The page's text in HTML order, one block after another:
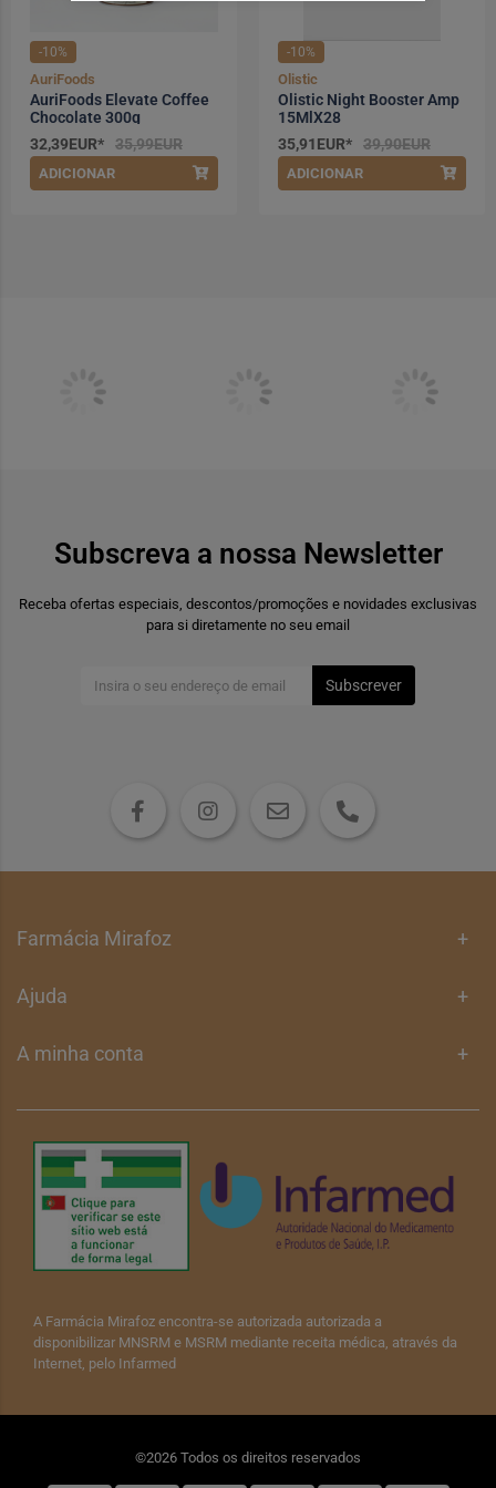
-10%
AuriFoods
AuriFoods Elevate Coffee
Chocolate 300g
32,39EUR*
35,99EUR
*Promoção válida de 2026-08-01 a
ADICIONAR
-10%
Olistic
Olistic Night Booster Amp
15MlX28
35,91EUR*
39,90EUR
*Promoção válida de 2026-08-01 a
ADICIONAR
Subscreva a nossa Newsletter
Receba ofertas especiais, descontos/promoções e novidades exclusivas
para si diretamente no seu email
Subscrever
Farmácia Mirafoz +
Ajuda +
A minha conta +
A Farmácia Mirafoz encontra-se autorizada autorizada a
disponibilizar MNSRM e MSRM mediante receita médica, através da
Internet, pelo Infarmed
©2026 Todos os direitos reservados